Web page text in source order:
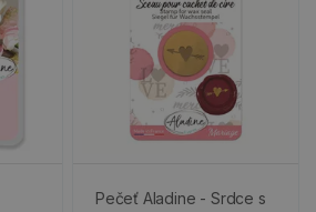
Pečeť Aladine - Srdce s